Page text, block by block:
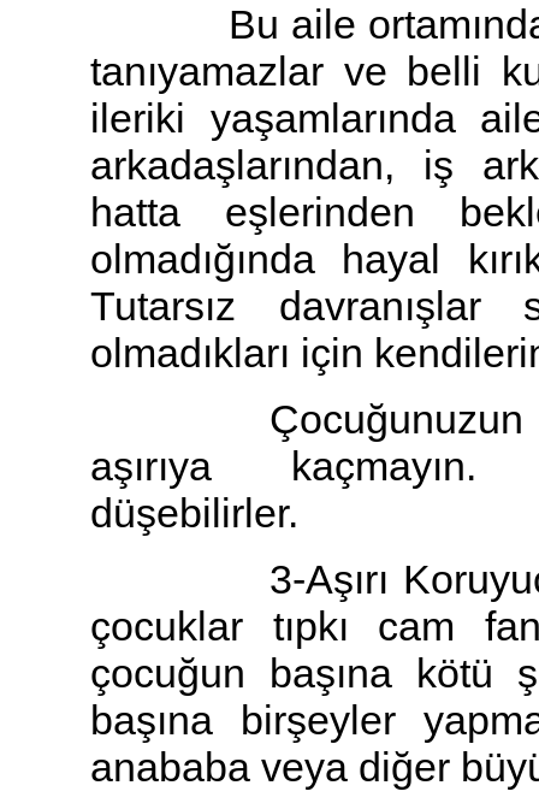
Bu aile ortamında
tanıyamazlar ve belli
ileriki yaşamlarında
arkadaşlarından, iş
hatta eşlerinden
olmadığında hayal
Tutarsız
olmadıkları için
Çocuğunuzun
aşırıya kaçmayın.
düşebilirler.
3-Aşırı Koruyucu
çocuklar tıpkı cam
çocuğun başına kötü
başına birşeyler
anababa veya diğer